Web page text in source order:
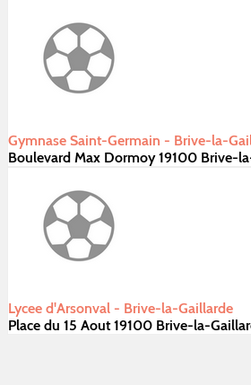
Gymnase Saint-Germain - Brive-la-
Boulevard Max Dormoy 19100 Brive-
Lycee d'Arsonval - Brive-la-Gaillarde
Place du 15 Aout 19100 Brive-la-